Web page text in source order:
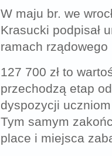
W maju br. we
Krasucki podpisał
ramach rządowego
127 700 zł to
przechodzą etap
dyspozycji
Tym samym
place i miejsca